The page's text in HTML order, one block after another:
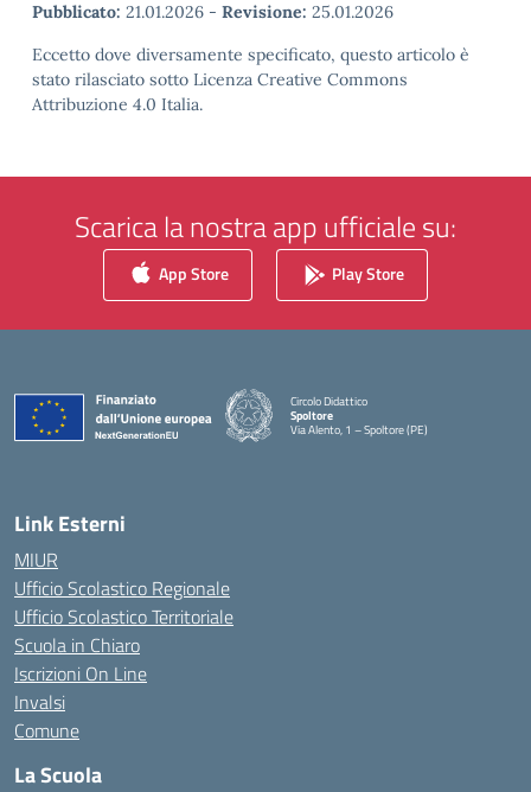
Pubblicato: 21.01.2026 - Revisione: 25.01.2026
Eccetto dove diversamente specificato, questo articolo è
stato rilasciato sotto Licenza Creative Commons
Attribuzione 4.0 Italia.
Scarica la nostra app ufficiale su:
App Store Play Store
Circolo Didattico
Spoltore
Via Alento, 1 – Spoltore (PE)
— Visita la pagina iniziale della scuola
Link Esterni
MIUR
Ufficio Scolastico Regionale
Ufficio Scolastico Territoriale
Scuola in Chiaro
Iscrizioni On Line
Invalsi
Comune
La Scuola